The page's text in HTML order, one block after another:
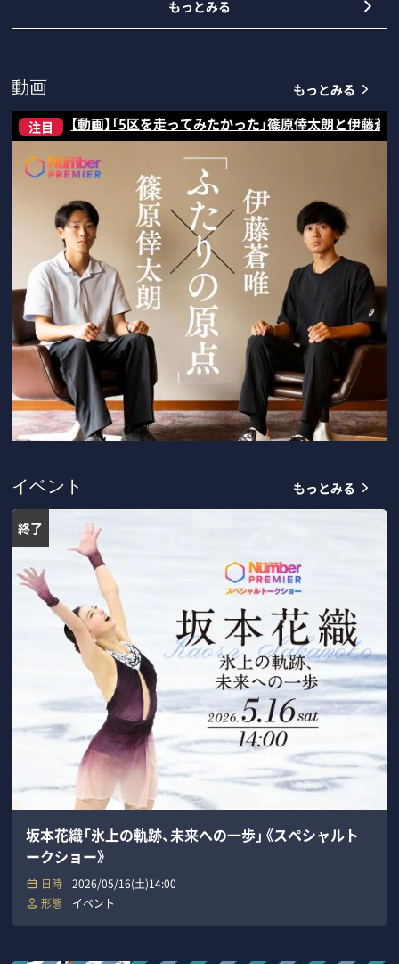
もっとみる
動画 もっとみる
注目 【動画】「5区を走ってみたかった」篠原倖太朗と伊藤
イベント もっとみる
終了
坂本花織「氷上の軌跡、未来への一歩」《スペシャルト
ークショー》
日時
2026/05/16(土)14:00
形態
イベント